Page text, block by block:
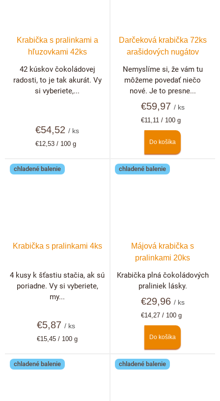
Krabička s pralinkami a
hľuzovkami 42ks
€54,52/ ks
Jednotková
€12,53 / 100 g
42 kúskov čokoládovej
radosti, to je tak akurát. Vy
si vyberiete,...
Darčeková krabička 72ks
arašidových nugátov
€59,97 / ks
Jednotková
€11,11 / 100 g
Do košíka
Nemyslíme si, že vám tu
môžeme povedať niečo
nové. Je to presne...
chladené balenie
Krabička s pralinkami 4ks
€5,87/ ks
Jednotková
€15,45 / 100 g
4 kusy k šťastiu stačia, ak sú
poriadne. Vy si vyberiete,
my...
chladené balenie
Májová krabička s
pralinkami 20ks
€29,96 / ks
Jednotková
€14,27 / 100 g
Do košíka
Krabička plná čokoládových
praliniek lásky.
chladené balenie chladené balenie